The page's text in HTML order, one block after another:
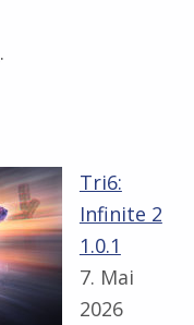
.
Tri6:
Infinite 2
1.0.1
7. Mai
2026